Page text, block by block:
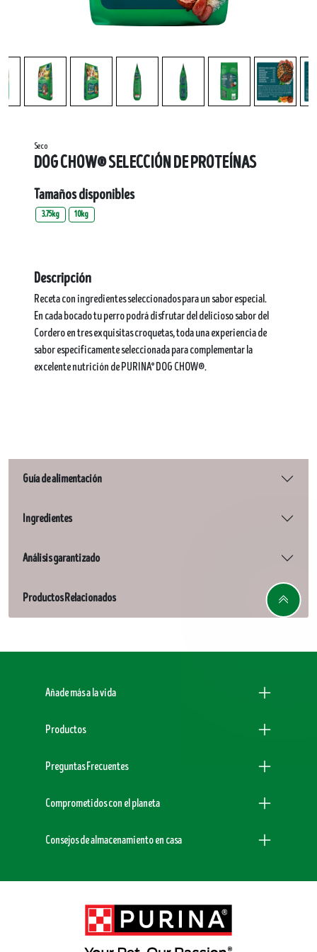
Seco
DOG CHOW® SELECCIÓN DE PROTEÍNAS​
Tamaños disponibles
3.75kg 10kg
Descripción
Receta con ingredientes seleccionados para un sabor especial.
En cada bocado tu perro podrá disfrutar del delicioso sabor del
Cordero en tres exquisitas croquetas, toda una experiencia de
sabor especificamente seleccionada para complementar la
excelente nutrición de PURINA° DOG CHOW®.
Guía de alimentación
Ingredientes
Análisis garantizado
Productos Relacionados
Añade más a la vida
Productos
Preguntas Frecuentes
Comprometidos con el planeta
Consejos de almacenamiento en casa